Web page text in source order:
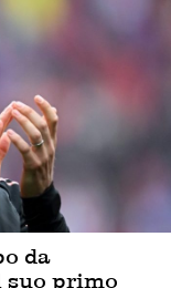
da
suo primo